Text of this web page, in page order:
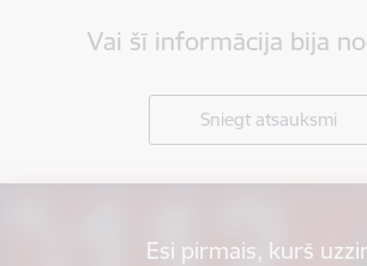
Vai šī informācija bija
Sniegt atsauksmi
Esi pirmais, kurš